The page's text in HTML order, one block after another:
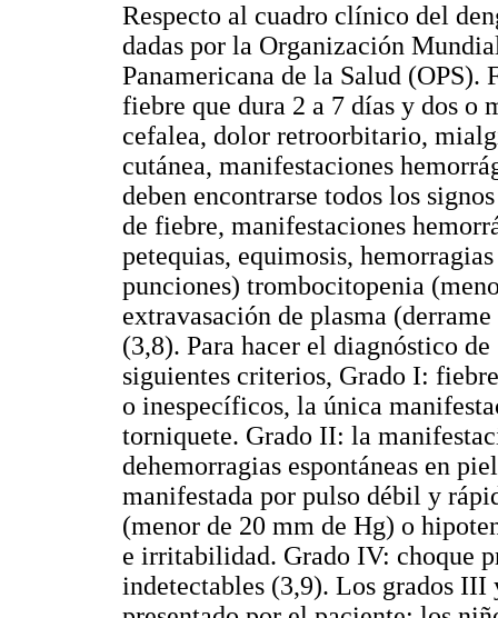
Respecto al cuadro clínico del
dadas por la Organización
Panamericana de la Salud (OPS).
fiebre que dura 2 a 7 días y dos o
cefalea, dolor retroorbitario,
cutánea, manifestaciones
deben encontrarse todos los
de fiebre, manifestaciones
petequias, equimosis,
punciones) trombocitopenia
extravasación de plasma
(3,8). Para hacer el diagnóstico
siguientes criterios, Grado I:
o inespecíficos, la única
torniquete. Grado II: la
dehemorragias espontáneas en
manifestada por pulso débil y
(menor de 20 mm de Hg) o
e irritabilidad. Grado IV: choque
indetectables (3,9). Los grados